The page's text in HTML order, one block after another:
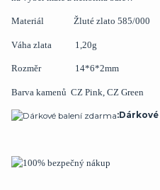
Materiál Žluté zlato 585/000
Váha zlata 1,20g
Rozměr 14*6*2mm
Barva kamenů CZ Pink, CZ Green